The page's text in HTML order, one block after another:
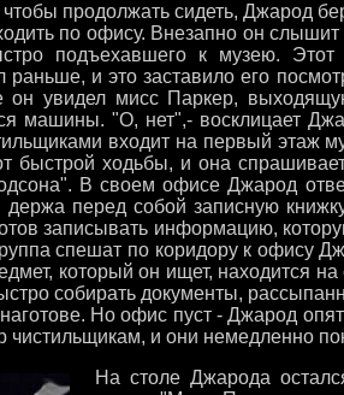
продолжать сидеть, Джарод
по офису. Внезапно он
подъехавшего к музею. Этот
и это заставило его
он увидел мисс Паркер,
машины. "О, нет",- восклицает
входит на первый этаж
быстрой ходьбы, и она
В своем офисе Джарод
держа перед собой записную
записывать информацию,
спешат по коридору к офису
который он ищет, находится
собирать документы,
Но офис пуст - Джарод
чистильщикам, и они немедленно
На столе Джарода